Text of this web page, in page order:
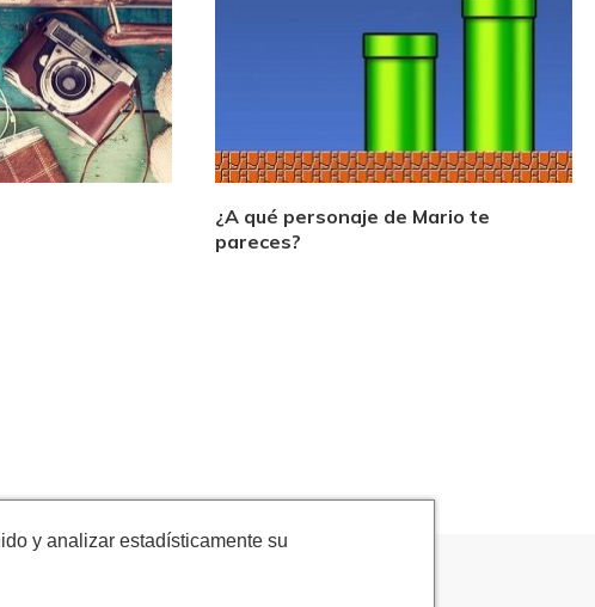
¿A qué personaje de Mario te
pareces?
y analizar estadísticamente su